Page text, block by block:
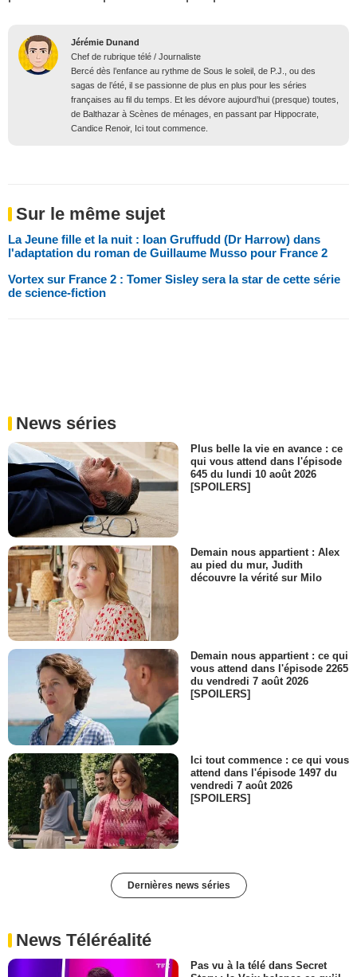
Jérémie Dunand
Chef de rubrique télé / Journaliste
Bercé dès l’enfance au rythme de Sous le soleil, de P.J., ou des
sagas de l’été, il se passionne de plus en plus pour les séries
françaises au fil du temps. Et les dévore aujourd’hui (presque) toutes,
de Balthazar à Scènes de ménages, en passant par Hippocrate,
Candice Renoir, Ici tout commence.
Sur le même sujet
La Jeune fille et la nuit : Ioan Gruffudd (Dr Harrow) dans
l'adaptation du roman de Guillaume Musso pour France 2
Vortex sur France 2 : Tomer Sisley sera la star de cette série
de science-fiction
News séries
Plus belle la vie en avance : ce
qui vous attend dans l'épisode
645 du lundi 10 août 2026
[SPOILERS]
Demain nous appartient : Alex
au pied du mur, Judith
découvre la vérité sur Milo
Demain nous appartient : ce qui
vous attend dans l'épisode 2265
du vendredi 7 août 2026
[SPOILERS]
Ici tout commence : ce qui vous
attend dans l'épisode 1497 du
vendredi 7 août 2026
[SPOILERS]
Dernières news séries
News Téléréalité
Pas vu à la télé dans Secret